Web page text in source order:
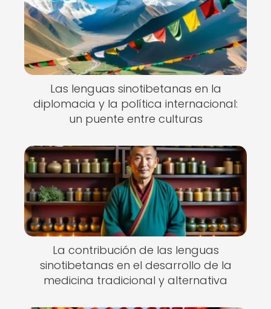
Las lenguas sinotibetanas en la
diplomacia y la política internacional:
un puente entre culturas
La contribución de las lenguas
sinotibetanas en el desarrollo de la
medicina tradicional y alternativa